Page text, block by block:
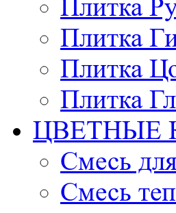
Плитка
Плитка
Плитка
Плитка
ЦВЕТНЫЕ
Смесь
Смесь